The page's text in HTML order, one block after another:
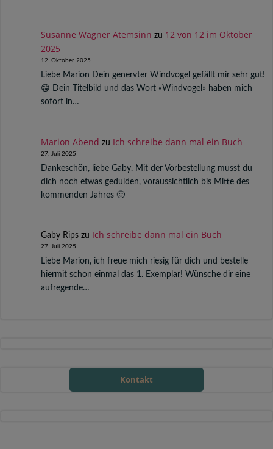
Susanne Wagner Atemsinn zu 12 von 12 im Oktober
2025
12. Oktober 2025
Liebe Marion Dein genervter Windvogel gefällt mir sehr gut!
😁 Dein Titelbild und das Wort «Windvogel» haben mich
sofort in…
Marion Abend zu Ich schreibe dann mal ein Buch
27. Juli 2025
Dankeschön, liebe Gaby. Mit der Vorbestellung musst du
dich noch etwas gedulden, voraussichtlich bis Mitte des
kommenden Jahres 🙂
Gaby Ripszu Ich schreibe dann mal ein Buch
27. Juli 2025
Liebe Marion, ich freue mich riesig für dich und bestelle
hiermit schon einmal das 1. Exemplar! Wünsche dir eine
aufregende…
Kontakt